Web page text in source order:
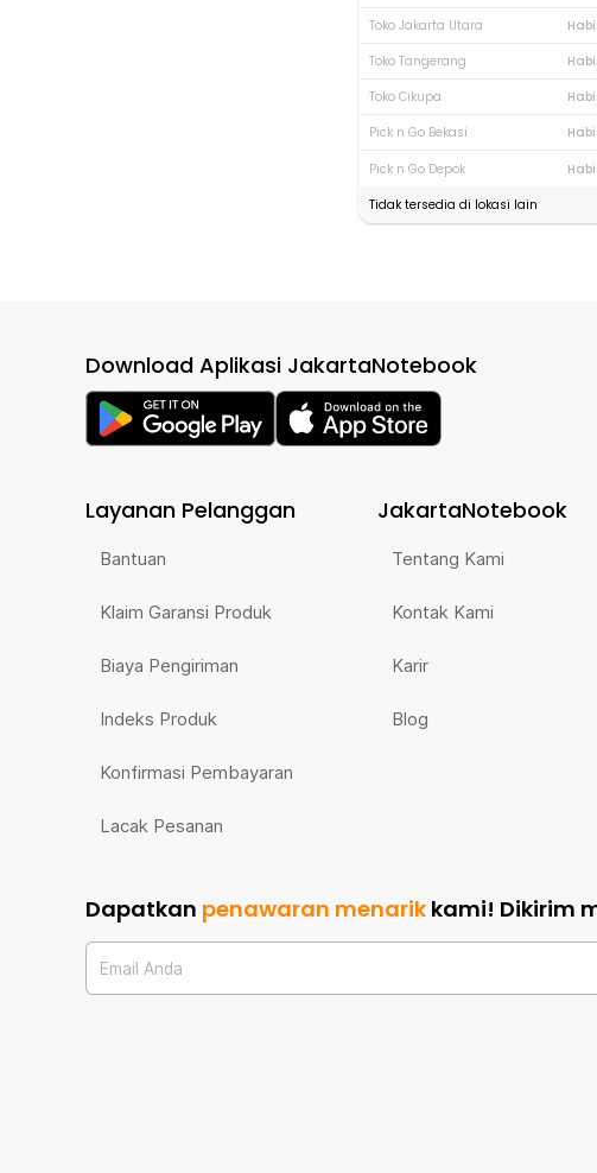
Toko Jakarta Utara
Toko Tangerang
Toko Cikupa
Pick n Go Bekasi
Pick n Go Depok
Tidak tersedia di lokasi lain
Download Aplikasi JakartaNotebook
Layanan Pelanggan
Bantuan
Klaim Garansi Produk
Biaya Pengiriman
Indeks Produk
Konfirmasi Pembayaran
Lacak Pesanan
JakartaNotebook
Tentang Kami
Kontak Kami
Karir
Blog
Dapatkan penawaran menarik kami! Dikirim
Email Anda